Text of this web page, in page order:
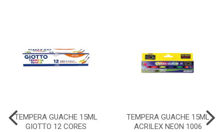
TEMPERA GUACHE 15ML
GIOTTO 12 CORES
TEMPERA GUACHE 15ML
ACRILEX NEON 1006